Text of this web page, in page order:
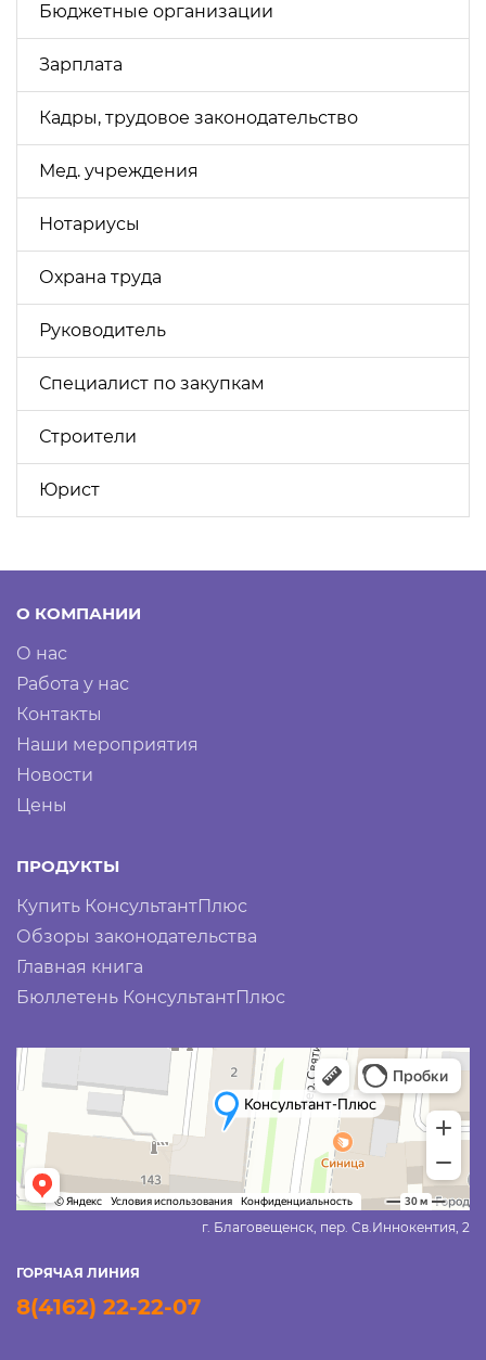
Бюджетные организации
Зарплата
Кадры, трудовое законодательство
Мед. учреждения
Нотариусы
Охрана труда
Руководитель
Специалист по закупкам
Строители
Юрист
О КОМПАНИИ
О нас
Работа у нас
Контакты
Наши мероприятия
Новости
Цены
ПРОДУКТЫ
Купить КонсультантПлюс
Обзоры законодательства
Главная книга
Бюллетень КонсультантПлюс
г. Благовещенск, пер. Св.Иннокентия, 2
ГОРЯЧАЯ ЛИНИЯ
8(4162) 22-22-07